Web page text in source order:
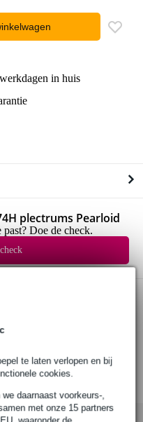
te laten verlopen en bij
cookies.
daarnaast voorkeurs-,
met onze 15 partners
in huis
plectrums Pearloid
past? Doe de check.